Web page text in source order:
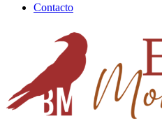
Contacto